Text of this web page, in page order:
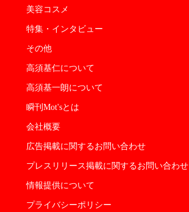
美容コスメ
特集・インタビュー
その他
高須基仁について
高須基一朗について
瞬刊Mot'sとは
会社概要
広告掲載に関するお問い合わせ
プレスリリース掲載に関するお問い合わせ
情報提供について
プライバシーポリシー